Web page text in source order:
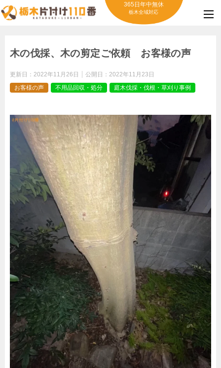
365日年中無休
栃木全域対応
木の伐採、木の剪定ご依頼 お客様の声
更新日： 2022年11月26日 公開日： 2022年11月23日
お客様の声
不用品回収・処分 庭木伐採・伐根・草刈り事例